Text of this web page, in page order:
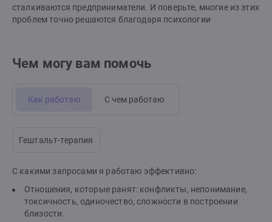
сталкиваются предприниматели. И поверьте, многие из этих
проблем точно решаются благодаря психологии
Чем могу вам помочь
Как работаю С чем работаю
Гештальт-терапия
С какими запросами я работаю эффективно:
Отношения, которые ранят: конфликты, непонимание,
токсичность, одиночество, сложности в построении
близости.